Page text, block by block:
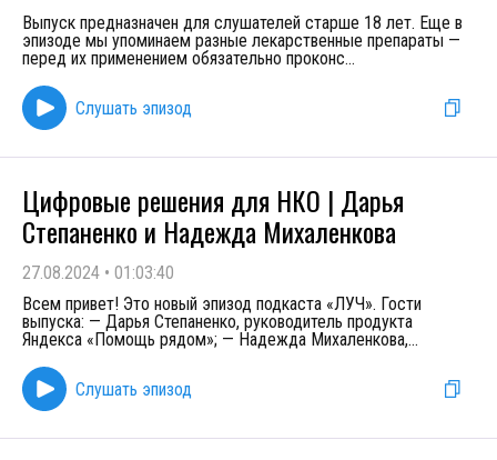
Выпуск предназначен для слушателей старше 18 лет. Еще в
эпизоде мы упоминаем разные лекарственные препараты —
перед их применением обязательно проконс...
Слушать эпизод
Цифровые решения для НКО | Дарья
Степаненко и Надежда Михаленкова
27.08.2024 • 01:03:40
Всем привет! Это новый эпизод подкаста «ЛУЧ». Гости
выпуска: — Дарья Степаненко, руководитель продукта
Яндекса «Помощь рядом»; — Надежда Михаленкова,...
Слушать эпизод